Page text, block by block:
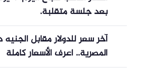
بعد جلسة متقلبة.
آخر سعر للدولار مقابل
المصرية.. اعرف الأسعار كاملة